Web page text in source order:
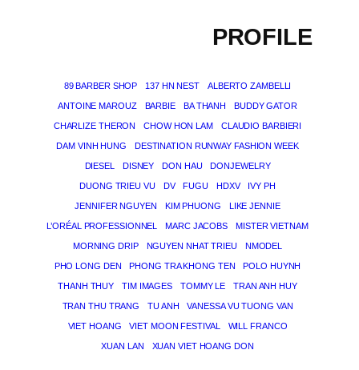
PROFILE
89 BARBER SHOP 137 HN NEST ALBERTO ZAMBELLI
ANTOINE MAROUZ BARBIE BA THANH BUDDY GATOR
CHARLIZE THERON CHOW HON LAM CLAUDIO BARBIERI
DAM VINH HUNG DESTINATION RUNWAY FASHION WEEK
DIESEL DISNEY DON HAU DONJEWELRY
DUONG TRIEU VU DV FUGU HDXV IVY PH
JENNIFER NGUYEN KIM PHUONG LIKE JENNIE
L’ORÉAL PROFESSIONNEL MARC JACOBS MISTER VIETNAM
MORNING DRIP NGUYEN NHAT TRIEU NMODEL
PHO LONG DEN PHONG TRA KHONG TEN POLO HUYNH
THANH THUY TIM IMAGES TOMMY LE TRAN ANH HUY
TRAN THU TRANG TU ANH VANESSA VU TUONG VAN
VIET HOANG VIET MOON FESTIVAL WILL FRANCO
XUAN LAN XUAN VIET HOANG DON